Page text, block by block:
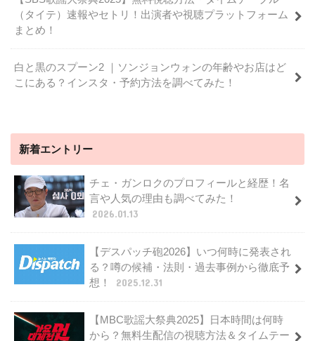
（タイテ）速報やセトリ！出演者や視聴プラットフォーム
まとめ！
白と黒のスプーン2 ｜ソンジョンウォンの年齢やお店はど
こにある？インスタ・予約方法を調べてみた！
新着エントリー
チェ・ガンロクのプロフィールと経歴！名
言や人気の理由も調べてみた！
2026.01.13
【デスパッチ砲2026】いつ何時に発表され
る？噂の候補・法則・過去事例から徹底予
想！
2025.12.31
【MBC歌謡大祭典2025】日本時間は何時
から？無料生配信の視聴方法＆タイムテー